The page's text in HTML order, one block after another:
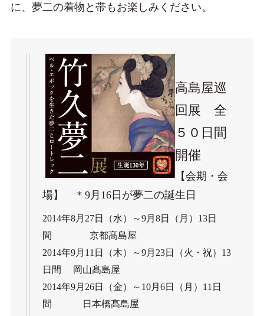
に、夢二の着物と帯もお楽しみください。
高島屋巡
回展 全
５０日間
開催
【会期・会
場】 ＊9月16日が夢二の誕生日
2014年8月27日（水）～9月8日（月）13日
間 京都髙島屋
2014年9月11日（木）～9月23日（火・祝）13
日間 岡山髙島屋
2014年9月26日（金）～10月6日（月）11日
間 日本橋髙島屋